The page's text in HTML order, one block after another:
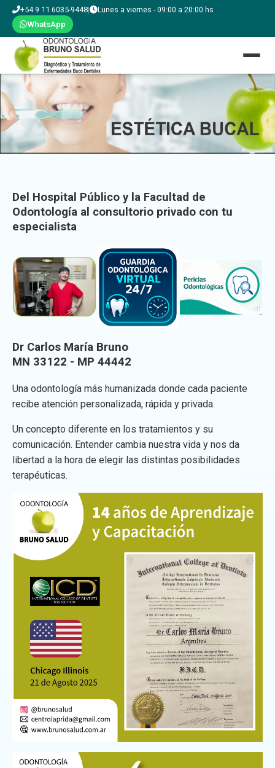
+54 9 11 6035-9448| Lunes a viernes - 09:00 a 20:00 hs
WhatsApp
Del Hospital Público y la Facultad de
Odontología al consultorio privado con tu
especialista
Dr Carlos María Bruno
MN 33122 - MP 44442
Una odontología más humanizada donde cada paciente
recibe atención personalizada, rápida y privada.
Un concepto diferente en los tratamientos y su
comunicación. Entender cambia nuestra vida y nos da
libertad a la hora de elegir las distintas posibilidades
terapéuticas.